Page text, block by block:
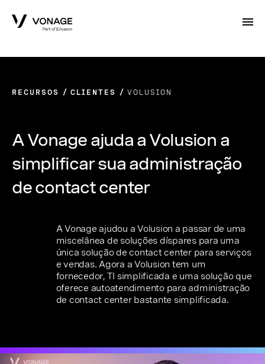
RECURSOS CLIENTES VOLUSION
A Vonage ajuda a Volusion a
simplificar sua administração
de contact center
A Vonage ajudou a Volusion a passar de uma
miscelânea de soluções díspares para uma
única solução de contact center para serviços
e vendas. Agora a Volusion tem um
fornecedor, TI simplificada e uma solução que
oferece autoatendimento para administração
de contact center bastante simplificada.